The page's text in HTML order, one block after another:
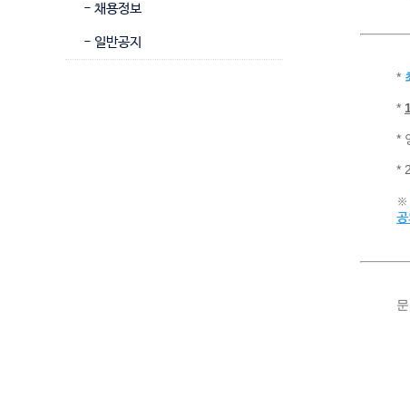
- 채용정보
- 일반공지
*
*
*
*
※